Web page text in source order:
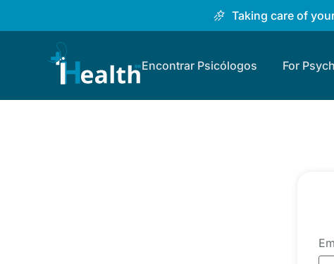
Taking care of
Encontrar Psicólogos For